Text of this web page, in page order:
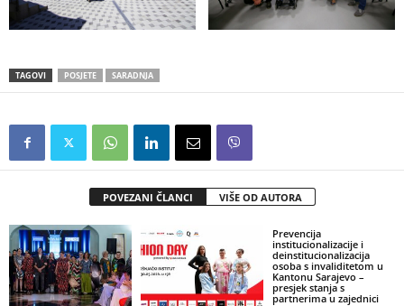
TAGOVI POSJETE SARADNJA
POVEZANI ČLANCI VIŠE OD AUTORA
Prevencija
institucionalizacije i
deinstitucionalizacija
osoba s invaliditetom u
Kantonu Sarajevo –
presjek stanja s
partnerima u zajednici